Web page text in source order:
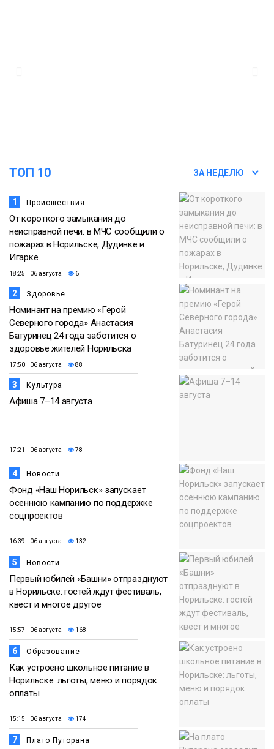
ТОП 10 ЗА НЕДЕЛЮ
1 Происшествия
От короткого замыкания до
неисправной печи: в МЧС сообщили о
пожарах в Норильске, Дудинке и
Игарке
18:25 06 августа 6
2 Здоровье
Номинант на премию «Герой
Северного города» Анастасия
Батуринец 24 года заботится о
здоровье жителей Норильска
17:50 06 августа 88
3 Культура
Афиша 7–14 августа
17:21 06 августа 78
4 Новости
Фонд «Наш Норильск» запускает
осеннюю кампанию по поддержке
соцпроектов
16:39 06 августа 132
5 Новости
Первый юбилей «Башни» отпразднуют
в Норильске: гостей ждут фестиваль,
квест и многое другое
15:57 06 августа 168
6 Образование
Как устроено школьное питание в
Норильске: льготы, меню и порядок
оплаты
15:15 06 августа 174
7 Плато Путорана